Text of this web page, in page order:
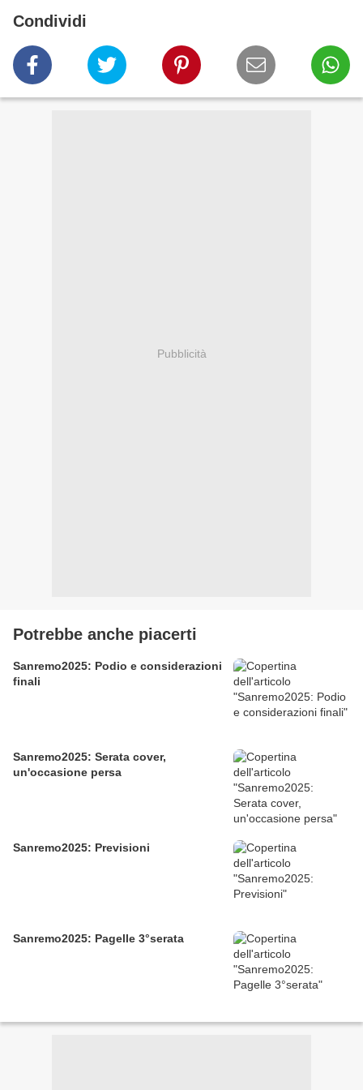
Condividi
Pubblicità
Potrebbe anche piacerti
Sanremo2025: Podio e considerazioni
finali
Sanremo2025: Serata cover,
un'occasione persa
Sanremo2025: Previsioni
Sanremo2025: Pagelle 3°serata